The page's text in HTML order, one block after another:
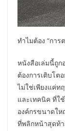
ทำไมต้อง “การ
หนังสือเล่มนี้ถู
ต้องการเติบโต
ไม่ใช่เพียงแค่ท
และเทคนิค ที่ใ
องค์กรขนาดให
ที่พลิกหน้าสุดท้